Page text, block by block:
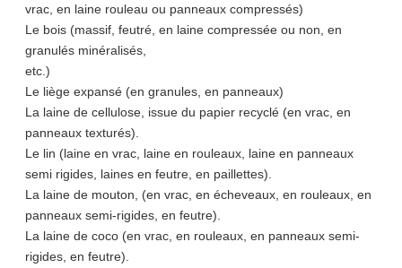
vrac, en laine rouleau ou panneaux compressés)
Le bois (massif, feutré, en laine compressée ou non, en
granulés minéralisés,
etc.)
Le liège expansé (en granules, en panneaux)
La laine de cellulose, issue du papier recyclé (en vrac, en
panneaux texturés).
Le lin (laine en vrac, laine en rouleaux, laine en panneaux
semi rigides, laines en feutre, en paillettes).
La laine de mouton, (en vrac, en écheveaux, en rouleaux, en
panneaux semi-rigides, en feutre).
La laine de coco (en vrac, en rouleaux, en panneaux semi-
rigides, en feutre).